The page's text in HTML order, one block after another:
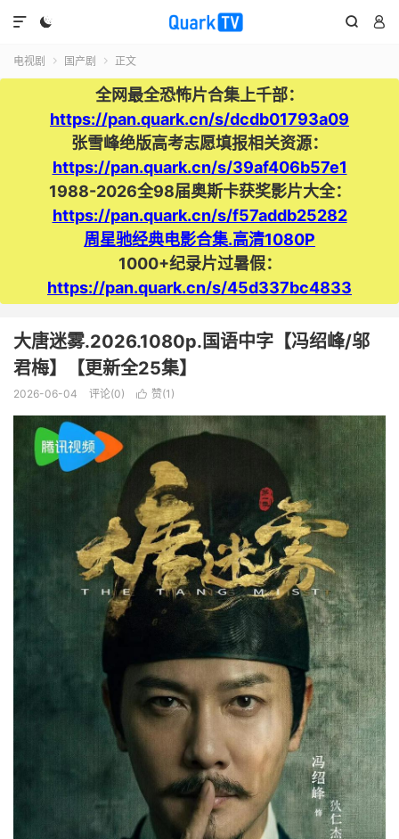
  

电视剧  国产剧  正文
全网最全恐怖片合集上千部：
https://pan.quark.cn/s/dcdb01793a09
张雪峰绝版高考志愿填报相关资源：
https://pan.quark.cn/s/39af406b57e1
1988-2026全98届奥斯卡获奖影片大全：
https://pan.quark.cn/s/f57addb25282
周星驰经典电影合集.高清1080P
1000+纪录片过暑假：
https://pan.quark.cn/s/45d337bc4833
大唐迷雾.2026.1080p.国语中字【冯绍峰/邬
君梅】【更新全25集】
2026-06-04 评论(0)  赞(1 )